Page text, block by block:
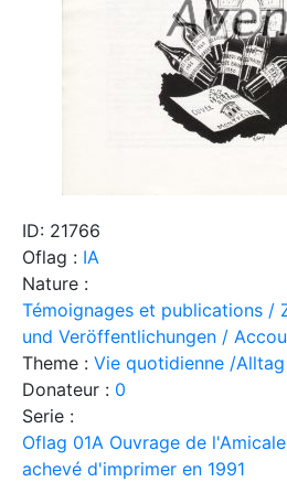
ID: 21766
Oflag : IA
Nature :
Témoignages et publications /
und Veröffentlichungen /
Theme : Vie quotidienne /
Donateur : 0
Serie :
Oflag 01A Ouvrage de
achevé d'imprimer en 1991